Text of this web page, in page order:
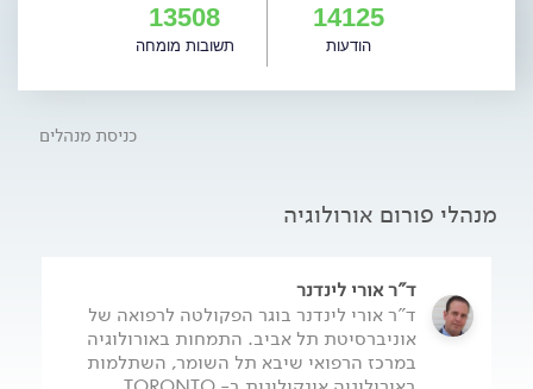
שפירה של הערמונית והפרעות בהטלת שתן אבנים בדרכי השתן.
בעיות באשכים: ורידים מורחבים (וריקוצל), הצטברות נוזלים ועוד.
נושאים נוספים באורולוגיה: זיהומים בדרכי השתן, מחלות מין ועוד.
14125
הודעות
13508
תשובות מומחה
כניסת מנהלים
מנהלי פורום אורולוגיה
ד"ר אורי לינדנר
ד"ר אורי לינדנר בוגר הפקולטה לרפואה של
אוניברסיטת תל אביב. התמחות באורולוגיה
במרכז הרפואי שיבא תל השומר, השתלמות